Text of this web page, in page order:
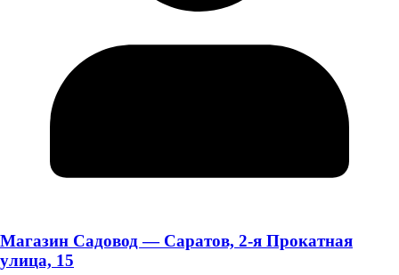
Магазин Садовод — Саратов, 2-я Прокатная
улица, 15